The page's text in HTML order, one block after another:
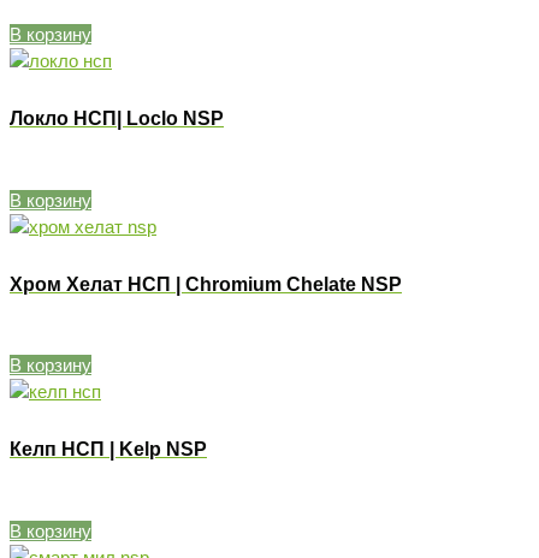
В корзину
Локло НСП| Loclo NSP
В корзину
Хром Хелат НСП | Chromium Chelate NSP
В корзину
Келп НСП | Kelp NSP
В корзину